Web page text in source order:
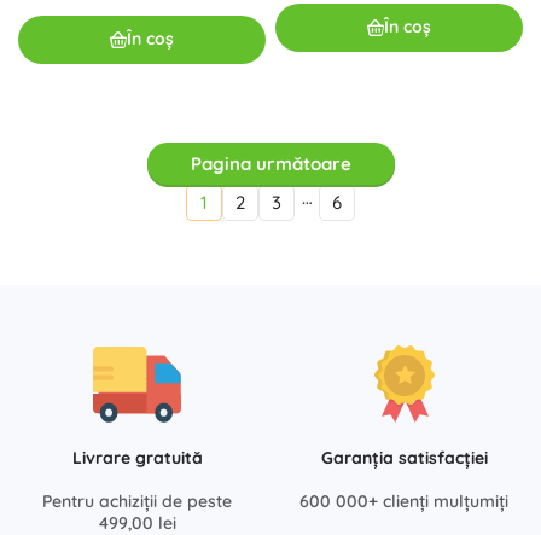
În coș
În coș
Pagina următoare
1
2 3 … 6
Livrare gratuită
Pentru achiziții de peste
499,00 lei
Garanția satisfacției
600 000+ clienți mulțumiți